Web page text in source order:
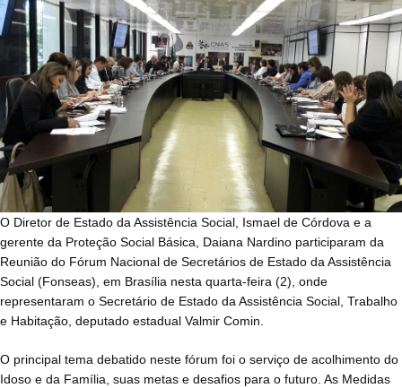
O Diretor de Estado da Assistência Social, Ismael de Córdova e a
gerente da Proteção Social Básica, Daiana Nardino participaram da
Reunião do Fórum Nacional de Secretários de Estado da Assistência
Social (Fonseas), em Brasília nesta quarta-feira (2), onde
representaram o Secretário de Estado da Assistência Social, Trabalho
e Habitação, deputado estadual Valmir Comin.
O principal tema debatido neste fórum foi o serviço de acolhimento do
Idoso e da Família, suas metas e desafios para o futuro. As Medidas